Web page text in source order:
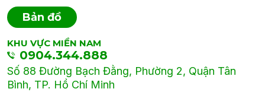
Bản đồ
KHU VỰC MIỀN NAM
0904.344.888
Số 88 Đường Bạch Đằng, Phường 2, Quận Tân
Bình, TP. Hồ Chí Minh